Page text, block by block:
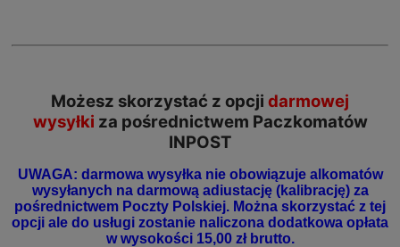
Możesz skorzystać z opcji darmowej
wysyłki za pośrednictwem Paczkomatów
INPOST
UWAGA: darmowa wysyłka nie obowiązuje alkomatów
wysyłanych na darmową adiustację (kalibrację) za
pośrednictwem Poczty Polskiej. Można skorzystać z tej
opcji ale do usługi zostanie naliczona dodatkowa opłata
w wysokości 15,00 zł brutto.